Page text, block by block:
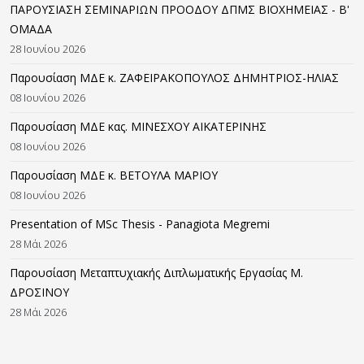
ΠΑΡΟΥΣΙΑΣΗ ΣΕΜΙΝΑΡΙΩΝ ΠΡΟΟΔΟΥ ΔΠΜΣ ΒΙΟΧΗΜΕΙΑΣ - B'
ΟΜΑΔΑ
28 Ιουνίου 2026
Παρουσίαση ΜΔΕ κ. ΖΑΦΕΙΡΑΚΟΠΟΥΛΟΣ ΔΗΜΗΤΡΙΟΣ-ΗΛΙΑΣ
08 Ιουνίου 2026
Παρουσίαση ΜΔΕ κας. ΜΙΝΕΣΧΟΥ ΑΙΚΑΤΕΡΙΝΗΣ
08 Ιουνίου 2026
Παρουσίαση ΜΔΕ κ. ΒΕΤΟΥΛΑ ΜΑΡΙΟΥ
08 Ιουνίου 2026
Presentation of MSc Thesis - Panagiota Megremi
28 Μάι 2026
Παρουσίαση Μεταπτυχιακής Διπλωματικής Εργασίας M.
ΔΡΟΣΙΝΟΥ
28 Μάι 2026